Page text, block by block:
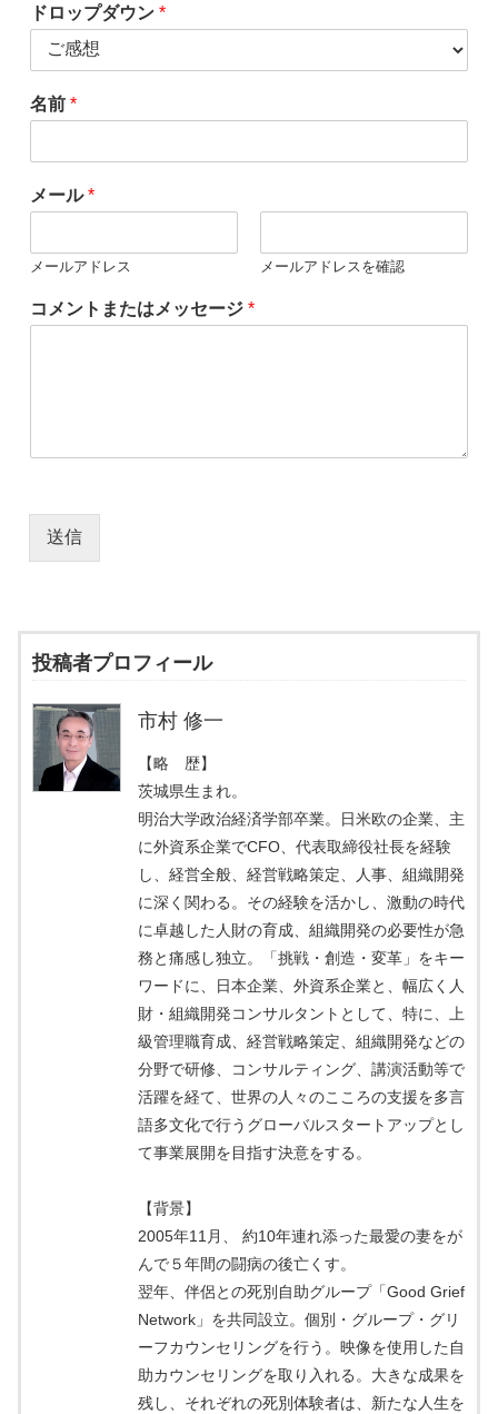
ドロップダウン *
名前 *
メール*
メールアドレス メールアドレスを確認
コメントまたはメッセージ *
送信
投稿者プロフィール
市村 修一
【略 歴】
茨城県生まれ。
明治大学政治経済学部卒業。日米欧の企業、主
に外資系企業でCFO、代表取締役社長を経験
し、経営全般、経営戦略策定、人事、組織開発
に深く関わる。その経験を活かし、激動の時代
に卓越した人財の育成、組織開発の必要性が急
務と痛感し独立。「挑戦・創造・変革」をキー
ワードに、日本企業、外資系企業と、幅広く人
財・組織開発コンサルタントとして、特に、上
級管理職育成、経営戦略策定、組織開発などの
分野で研修、コンサルティング、講演活動等で
活躍を経て、世界の人々のこころの支援を多言
語多文化で行うグローバルスタートアップとし
て事業展開を目指す決意をする。
【背景】
2005年11月、 約10年連れ添った最愛の妻をが
んで５年間の闘病の後亡くす。
翌年、伴侶との死別自助グループ「Good Grief
Network」を共同設立。個別・グループ・グリ
ーフカウンセリングを行う。映像を使用した自
助カウンセリングを取り入れる。大きな成果を
残し、それぞれの死別体験者は、新たな人生を